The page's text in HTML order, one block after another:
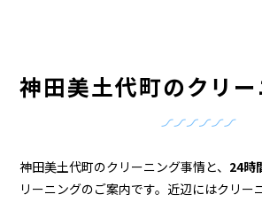
ク
リ
ニ
神田美土代町のクリ
神田美土代町のクリーニング事情と、 24時
リーニングのご案内です。近辺にはクリー